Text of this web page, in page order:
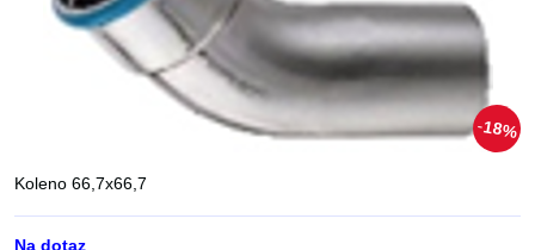
18%
Koleno 66,7x66,7
Na dotaz